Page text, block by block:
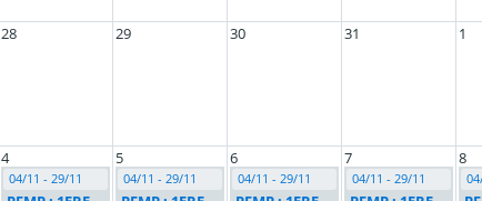
28 29 30 31 1
4
04/11 - 29/11
5
04/11 - 29/11
6
04/11 - 29/11
7
04/11 - 29/11
8